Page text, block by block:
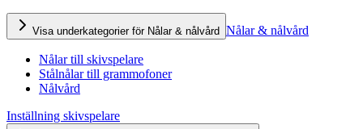
Visa underkategorier för Nålar & nålvård Nålar & nålvård
Nålar till skivspelare
Stålnålar till grammofoner
Nålvård
Inställning skivspelare